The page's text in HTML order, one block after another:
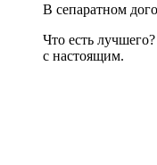
В сепаратном
Что есть
с настоящим.